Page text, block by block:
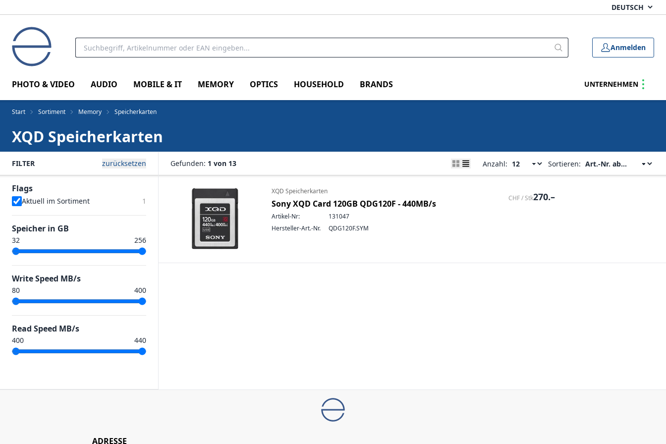
Anmelden
PHOTO & VIDEO AUDIO MOBILE & IT MEMORY OPTICS HOUSEHOLD BRANDS UNTERNEHMEN
Start Sortiment Memory Speicherkarten
XQD Speicherkarten
FILTER zurücksetzen
Flags
Aktuell im Sortiment 1
Speicher in GB
Write Speed MB/s
Read Speed MB/s
Gefunden: 1 von 13 Anzahl: Sortieren:
XQD Speicherkarten
Sony XQD Card 120GB QDG120F - 440MB/s
Artikel-Nr:
131047
Hersteller-Art.-Nr.
QDG120F.SYM
CHF / Stk270.–
ADRESSE